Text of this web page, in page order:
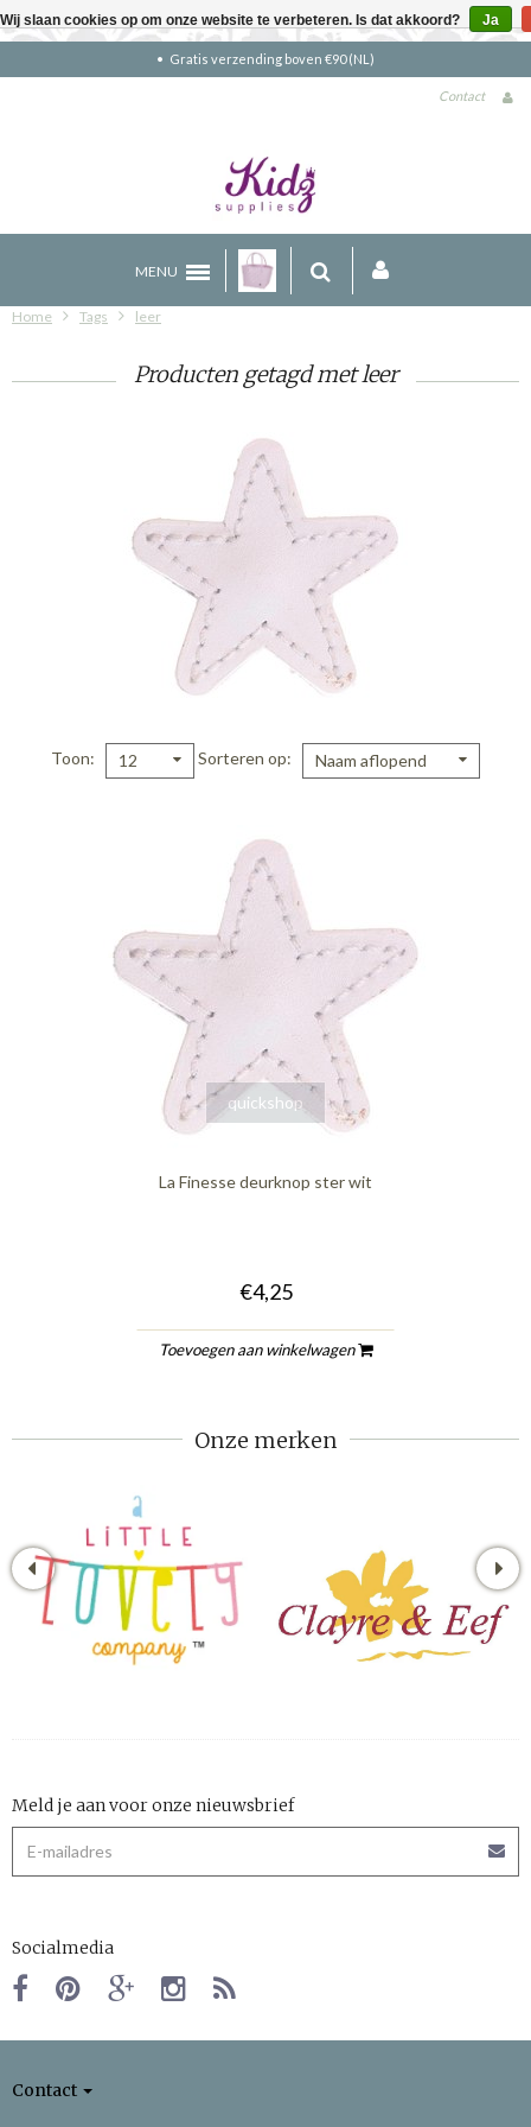
Gratis verzending boven €90 (NL)
Contact
MENU
Home Tags leer
Producten getagd met leer
Toon 12 Sorteren op Naam aflopend
quickshop
La Finesse deurknop ster wit
€4,25
Toevoegen aan winkelwagen
Onze merken
Meld je aan voor onze nieuwsbrief
Socialmedia
Contact
Wij slaan cookies op om onze website te verbeteren. Is dat akkoord? Ja